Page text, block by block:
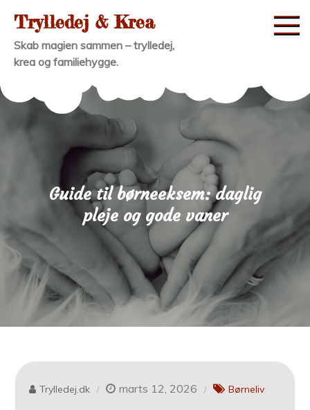
content
Trylledej & Krea
Skab magien sammen – trylledej,
krea og familiehygge.
Guide til børneeksem: daglig
pleje og gode vaner
Trylledej.dk marts 12, 2026 Børneliv